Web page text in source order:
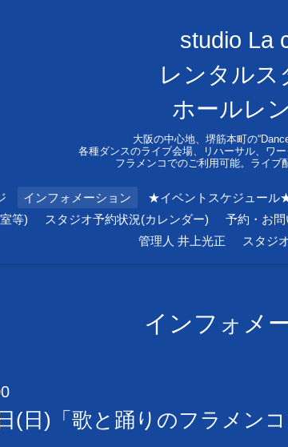
studio La
レンタルス
ホールレ
大阪の中心地、堺筋本町の
各種ダンスのライブ会場、リハーサル、ワ
フラメンコでのご利用可能。ライブ
インフォメーション ★イベントスケジュール
等)
スタジオ予約状況(カレンダー) 予約・お
管理人 井上光正
スタジ
インフォメ
(日)「歌と踊りのフラメン